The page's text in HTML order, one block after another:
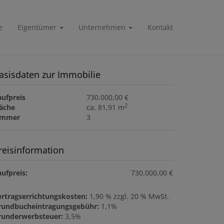
Eigentümer Unternehmen Kontakt
zur Immobilie
730.000,00 €
ca. 81,91 m2
3
730.000,00 €
1,90 % zzgl. 20 % MwSt.
1,1%
3,5%